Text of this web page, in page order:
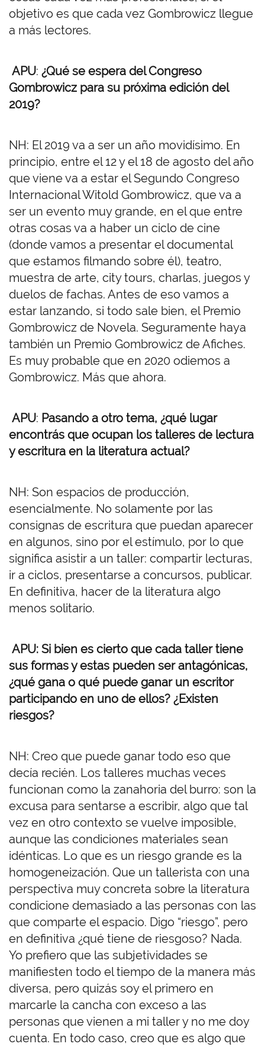
objetivo es que cada vez Gombrowicz llegue
a más lectores.
APU: ¿Qué se espera del Congreso
Gombrowicz para su próxima edición del
2019?
NH: El 2019 va a ser un año movidísimo. En
principio, entre el 12 y el 18 de agosto del año
que viene va a estar el Segundo Congreso
Internacional Witold Gombrowicz, que va a
ser un evento muy grande, en el que entre
otras cosas va a haber un ciclo de cine
(donde vamos a presentar el documental
que estamos filmando sobre él), teatro,
muestra de arte, city tours, charlas, juegos y
duelos de fachas. Antes de eso vamos a
estar lanzando, si todo sale bien, el Premio
Gombrowicz de Novela. Seguramente haya
también un Premio Gombrowicz de Afiches.
Es muy probable que en 2020 odiemos a
Gombrowicz. Más que ahora.
APU: Pasando a otro tema, ¿qué lugar
encontrás que ocupan los talleres de lectura
y escritura en la literatura actual?
NH: Son espacios de producción,
esencialmente. No solamente por las
consignas de escritura que puedan aparecer
en algunos, sino por el estímulo, por lo que
significa asistir a un taller: compartir lecturas,
ir a ciclos, presentarse a concursos, publicar.
En definitiva, hacer de la literatura algo
menos solitario.
APU: Si bien es cierto que cada taller tiene
sus formas y estas pueden ser antagónicas,
¿qué gana o qué puede ganar un escritor
participando en uno de ellos? ¿Existen
riesgos?
NH: Creo que puede ganar todo eso que
decía recién. Los talleres muchas veces
funcionan como la zanahoria del burro: son la
excusa para sentarse a escribir, algo que tal
vez en otro contexto se vuelve imposible,
aunque las condiciones materiales sean
idénticas. Lo que es un riesgo grande es la
homogeneización. Que un tallerista con una
perspectiva muy concreta sobre la literatura
condicione demasiado a las personas con las
que comparte el espacio. Digo “riesgo”, pero
en definitiva ¿qué tiene de riesgoso? Nada.
Yo prefiero que las subjetividades se
manifiesten todo el tiempo de la manera más
diversa, pero quizás soy el primero en
marcarle la cancha con exceso a las
personas que vienen a mi taller y no me doy
cuenta. En todo caso, creo que es algo que